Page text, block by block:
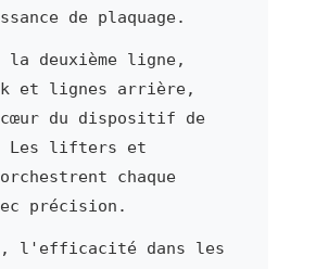
de plaquage.
deuxième ligne,
et lignes arrière,
du dispositif de
Les lifters et
chaque
précision.
l'efficacité dans les